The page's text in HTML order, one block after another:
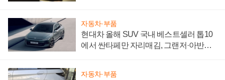
자동차·부품
현대차 올해 SUV 국내 베스트셀러 톱10
에서 싼타페만 자리매김, 그랜저·아반떼
자동차·부품